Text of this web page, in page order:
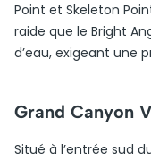
Point et Skeleton
raide que le Bright
d’eau, exigeant une
Grand Canyon
Situé à l’entrée sud